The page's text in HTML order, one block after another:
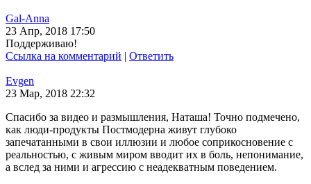
Gal-Anna
23 Апр, 2018 17:50
Поддерживаю!
Ссылка на комментарий | Ответить
Evgen
23 Мар, 2018 22:32
Спасибо за видео и размышления, Наташа! Точно подмечено,
как люди-продукты Постмодерна живут глубоко
запечатанными в свои иллюзии и любое соприкосновение с
реальностью, с живым миром вводит их в боль, непонимание,
а вслед за ними и агрессию с неадекватным поведением.